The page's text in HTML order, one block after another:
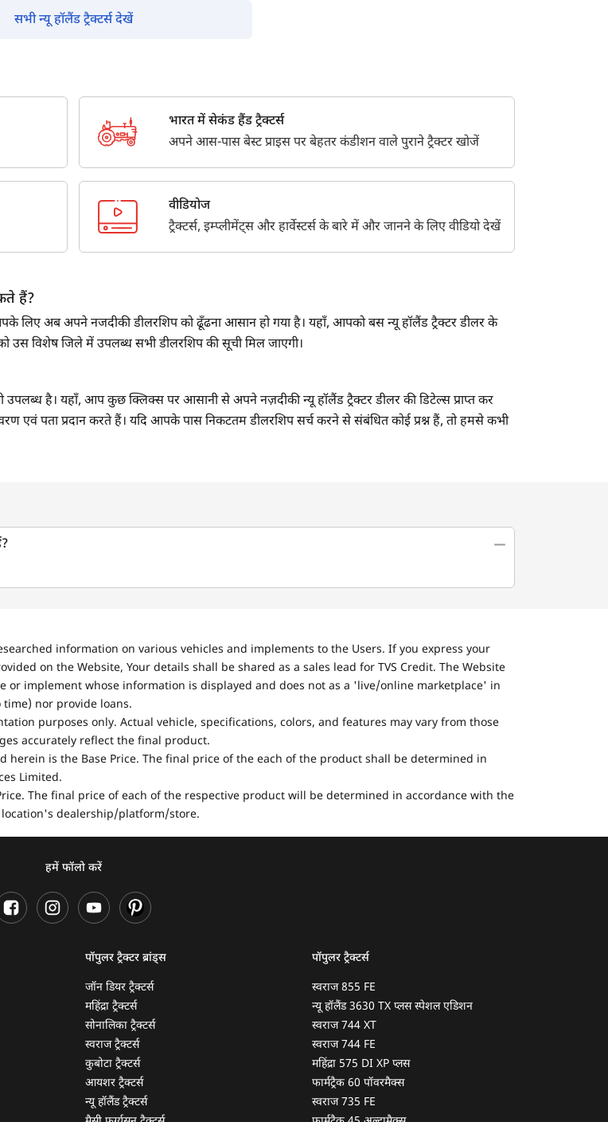
सभी न्यू हॉलैंड ट्रैक्टर्स देखें
भारत में सेकंड हैंड ट्रैक्टर्स
अपने आस-पास बेस्ट प्राइस पर बेहतर कंडीशन वाले पुराने ट्रैक्टर खोजें
वीडियोज
ट्रैक्टर्स, इम्प्लीमेंट्स और हार्वेस्टर्स के बारे में और जानने के लिए वीडियो देखें
हैं?
लिए अब अपने नजदीकी डीलरशिप को ढूँढना आसान हो गया है। यहाँ, आपको बस न्यू हॉलैंड ट्रैक्टर डीलर के
उस विशेष जिले में उपलब्ध सभी डीलरशिप की सूची मिल जाएगी।
उपलब्ध है। यहाँ, आप कुछ क्लिक्स पर आसानी से अपने नज़दीकी न्यू हॉलैंड ट्रैक्टर डीलर की डिटेल्स प्राप्त कर
एवं पता प्रदान करते हैं। यदि आपके पास निकटतम डीलरशिप सर्च करने से संबंधित कोई प्रश्न हैं, तो हमसे कभी
information on various vehicles and implements to the Users. If you express your
on the Website, Your details shall be shared as a sales lead for TVS Credit. The Website
or implement whose information is displayed and does not as a 'live/online marketplace' in
nor provide loans.
purposes only. Actual vehicle, specifications, colors, and features may vary from those
accurately reflect the final product.
is the Base Price. The final price of the each of the product shall be determined in
Limited.
The final price of each of the respective product will be determined in accordance with the
dealership/platform/store.
हमें फॉलो करें
पॉपुलर ट्रैक्टर ब्रांड्स
जॉन डियर ट्रैक्टर्स
महिंद्रा ट्रैक्टर्स
सोनालिका ट्रैक्टर्स
स्वराज ट्रैक्टर्स
कुबोटा ट्रैक्टर्स
आयशर ट्रैक्टर्स
न्यू हॉलैंड ट्रैक्टर्स
पॉपुलर ट्रैक्टर्स
स्वराज 855 FE
न्यू हॉलैंड 3630 TX प्लस स्पेशल एडिशन
स्वराज 744 XT
स्वराज 744 FE
महिंद्रा 575 DI XP प्लस
फार्मट्रैक 60 पॉवरमैक्स
स्वराज 735 FE
I agree to TVS Credit Services
सबमिट